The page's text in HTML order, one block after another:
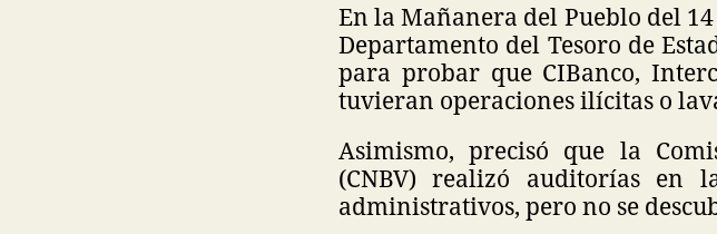
En la Mañanera del Pueblo del
Departamento del Tesoro de
para probar que CIBanco,
tuvieran operaciones ilícitas o
Asimismo, precisó que la
(CNBV) realizó auditorías en
administrativos, pero no se